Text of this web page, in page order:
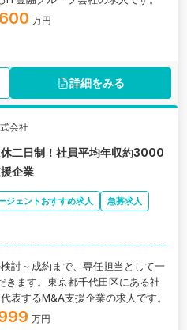
万円
詳細をみる
会社
二日制！社員平均年収約3000
企業
ジェントおすすめ求人
急募求人
討～成約まで、専任担当として一
きます。東京都千代田区にある社
表するM&A支援企業の求人です。
万円